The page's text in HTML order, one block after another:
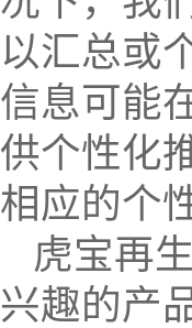
以汇总或
信息可能
供个性化
相应的个
虎宝再
兴趣的产